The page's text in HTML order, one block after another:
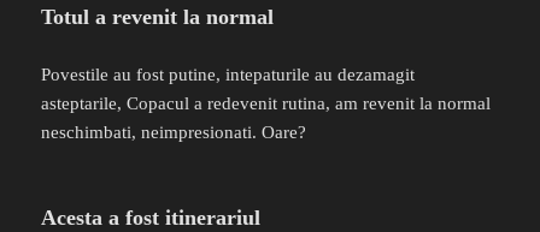
Totul a revenit la normal
Povestile au fost putine, intepaturile au dezamagit
asteptarile, Copacul a redevenit rutina, am revenit la normal
neschimbati, neimpresionati. Oare?
Acesta a fost itinerariul